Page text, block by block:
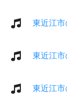
東近江市
東近江市
東近江市